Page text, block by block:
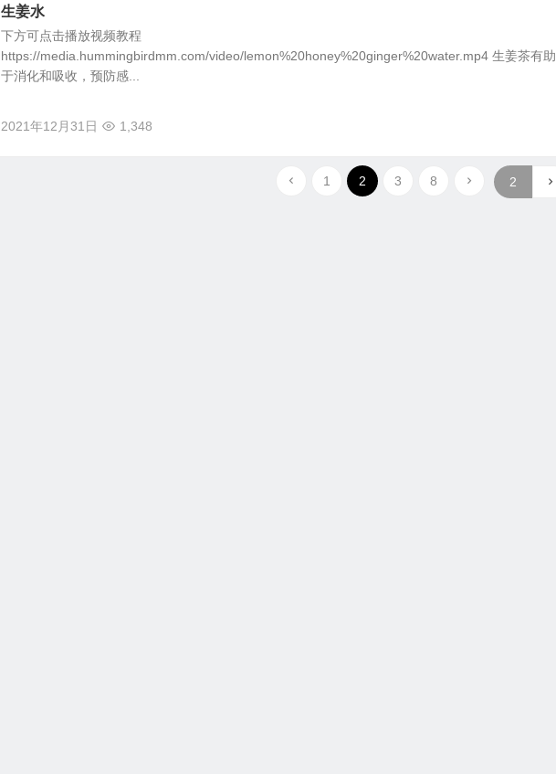
生姜水
下方可点击播放视频教程
https://media.hummingbirdmm.com/video/lemon%20honey%20ginger%20water.mp4 生姜茶有助
于消化和吸收，预防感...
2021年12月31日 1,348
1 2 3 8